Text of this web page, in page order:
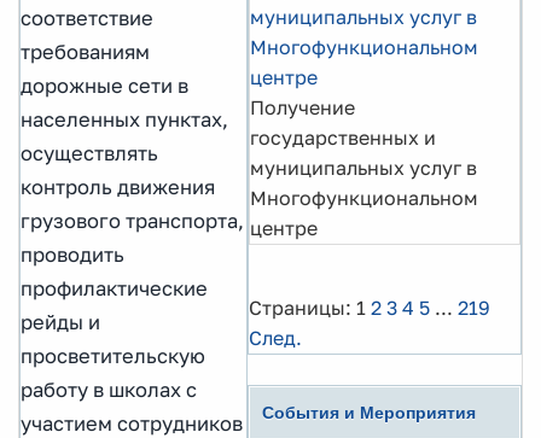
соответствие
требованиям
дорожные сети в
населенных пунктах,
осуществлять
контроль движения
грузового транспорта,
проводить
профилактические
рейды и
просветительскую
работу в школах с
участием сотрудников
муниципальных услуг в
Многофункциональном
центре
Получение
государственных и
муниципальных услуг в
Многофункциональном
центре
Страницы: 1 2 3 4 5 ... 219
След.
События и Мероприятия